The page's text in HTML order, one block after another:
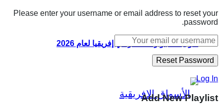
أقوى 10 جوازات سفر في إفريقيا لعام 2026
Please enter your username or email address to reset your
password.
Log In
Add New Playlist